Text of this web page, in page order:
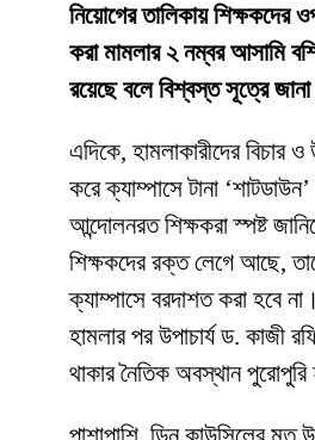
নিয়োগের তালিকায় শিক্ষকদের
করা মামলার ২ নম্বর আসামি
রয়েছে বলে বিশ্বস্ত সূত্রে
​এদিকে, হামলাকারীদের বিচার ও
করে ক্যাম্পাসে টানা
আন্দোলনরত শিক্ষকরা স্পষ্ট
শিক্ষকদের রক্ত লেগে আছে,
ক্যাম্পাসে বরদাশত করা হবে
হামলার পর উপাচার্য ড. কাজী
থাকার নৈতিক অবস্থান পুরোপুরি